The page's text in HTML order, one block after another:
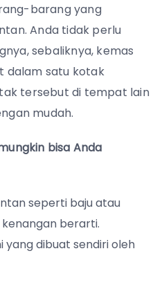
barang yang
Anda tidak perlu
sebaliknya, kemas
dalam satu kotak
tersebut di tempat lain
mudah.
bisa Anda
seperti baju atau
berarti.
yang dibuat sendiri oleh